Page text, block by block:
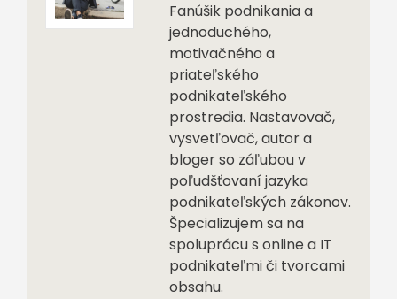
Fanúšik podnikania a
jednoduchého,
motivačného a
priateľského
podnikateľského
prostredia. Nastavovač,
vysvetľovač, autor a
bloger so záľubou v
poľudšťovaní jazyka
podnikateľských zákonov.
Špecializujem sa na
spoluprácu s online a IT
podnikateľmi či tvorcami
obsahu.